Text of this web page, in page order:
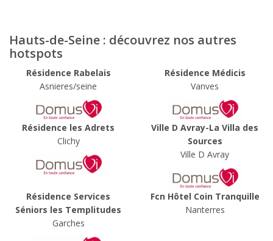
Hauts-de-Seine : découvrez nos autres
hotspots
Résidence Rabelais
Asnieres/seine
Résidence Médicis
Vanves
Résidence les Adrets
Clichy
Ville D Avray-La Villa des
Sources
Ville D Avray
Résidence Services
Séniors les Templitudes
Garches
Fcn Hôtel Coin Tranquille
Nanterres